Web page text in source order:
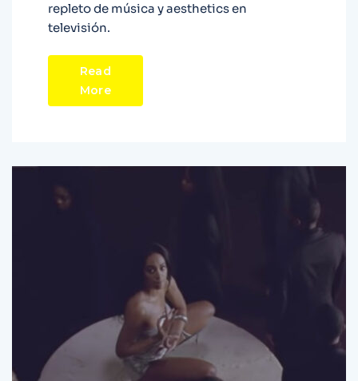
repleto de música y aesthetics en
televisión.
Read
More